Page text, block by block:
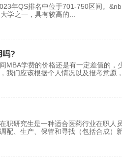
年QS排名中位于701-750区间。
学之一，具有较高的
吗?
MBA学费的价格还是有一定差值的
我们应该根据个人情况以及报考意愿，
研究生是一种适合医药行业在职
配、生产、保管和寻找（包括合成）